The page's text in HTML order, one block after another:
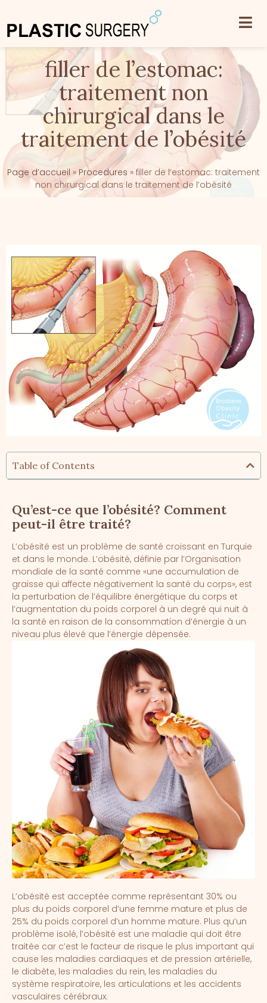
filler de l’estomac:
traitement non
chirurgical dans le
traitement de l’obésité
Page d’accueil » Procedures » filler de l’estomac: traitement
non chirurgical dans le traitement de l’obésité
Table of Contents
Qu’est-ce que l’obésité? Comment
peut-il être traité?
L’obésité est un problème de santé croissant en Turquie
et dans le monde. L’obésité, définie par l’Organisation
mondiale de la santé comme «une accumulation de
graisse qui affecte négativement la santé du corps», est
la perturbation de l’équilibre énergétique du corps et
l’augmentation du poids corporel à un degré qui nuit à
la santé en raison de la consommation d’énergie à un
niveau plus élevé que l’énergie dépensée.
L’obésité est acceptée comme représentant 30% ou
plus du poids corporel d’une femme mature et plus de
25% du poids corporel d’un homme mature. Plus qu’un
problème isolé, l’obésité est une maladie qui doit être
traitée car c’est le facteur de risque le plus important qui
cause les maladies cardiaques et de pression artérielle,
le diabète, les maladies du rein, les maladies du
système respiratoire, les articulations et les accidents
vasculaires cérébraux.